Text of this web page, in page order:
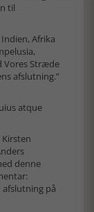
til
Afrika
Vores Stræde
afslutning.”
atque
denne
på